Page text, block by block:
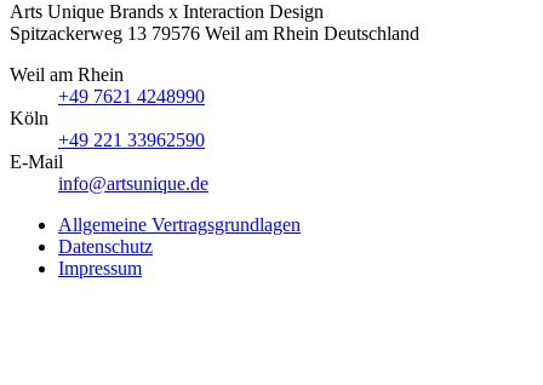
Arts Unique Brands x Interaction Design
Spitzackerweg 13 79576 Weil am Rhein Deutschland
Weil am Rhein
+49 7621 4248990
Köln
+49 221 33962590
E-Mail
info@artsunique.de
Allgemeine Vertragsgrundlagen
Datenschutz
Impressum